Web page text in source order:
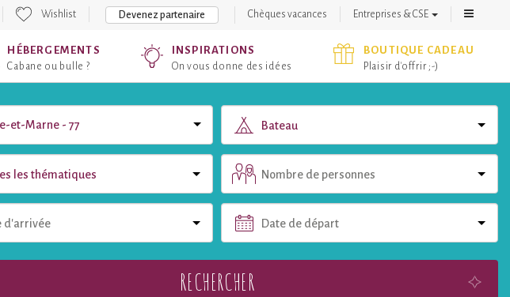
Wishlist Devenez partenaire Chèques vacances Entreprises & CSE
HÉBERGEMENTS
Cabane ou bulle ?
INSPIRATIONS
On vous donne des idées
BOUTIQUE CADEAU
Plaisir d'offrir ;-)
Bateau
les thématiques Nombre de personnes
d'arrivée Date de départ
RECHERCHER